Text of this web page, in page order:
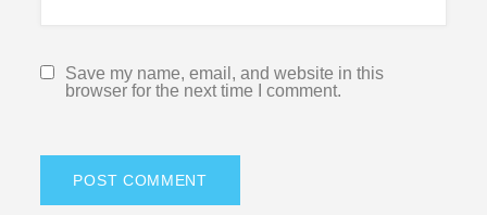
Save my name, email, and website in this
browser for the next time I comment.